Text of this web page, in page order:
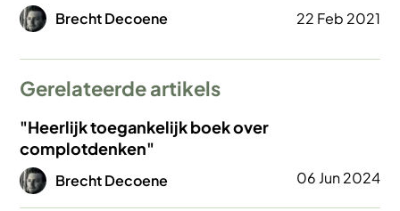
Afbeelding
Brecht Decoene 22 Feb 2021
Gerelateerde artikels
"Heerlijk toegankelijk boek over
complotdenken"
Afbeelding
Brecht Decoene 06 Jun 2024